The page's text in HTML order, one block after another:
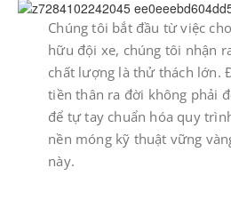
​Chúng tôi bắt đầu từ việc
hữu đội xe, chúng tôi nhận
chất lượng là thử thách lớn.
tiền thân ra đời không phải
để tự tay chuẩn hóa quy
nền móng kỹ thuật vững
này.